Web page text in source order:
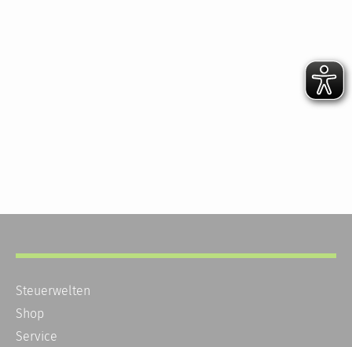
Steuerwelten
Shop
Service